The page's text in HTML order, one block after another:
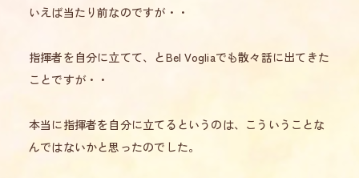
いえば当たり前なのですが・・
指揮者を自分に立てて、とBel Vogliaでも散々話に出てきた
ことですが・・
本当に指揮者を自分に立てるというのは、こういうことな
んではないかと思ったのでした。